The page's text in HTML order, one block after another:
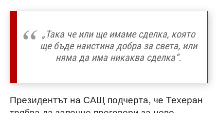
„Така че или ще имаме сделка, която
ще бъде наистина добра за света, или
няма да има никаква сделка“.
Президентът на САЩ подчерта, че Техеран